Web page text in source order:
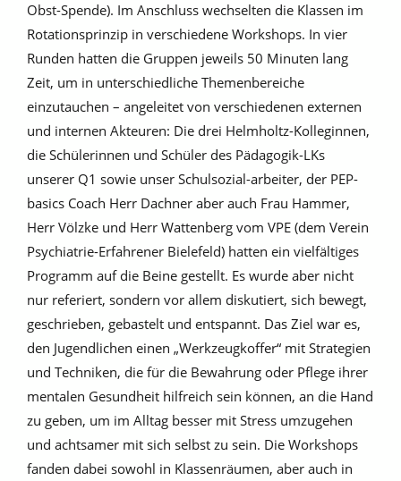
Obst-Spende). Im Anschluss wechselten die Klassen im
Rotationsprinzip in verschiedene Workshops. In vier
Runden hatten die Gruppen jeweils 50 Minuten lang
Zeit, um in unterschiedliche Themenbereiche
einzutauchen – angeleitet von verschiedenen externen
und internen Akteuren: Die drei Helmholtz-Kolleginnen,
die Schülerinnen und Schüler des Pädagogik-LKs
unserer Q1 sowie unser Schulsozial-arbeiter, der PEP-
basics Coach Herr Dachner aber auch Frau Hammer,
Herr Völzke und Herr Wattenberg vom VPE (dem Verein
Psychiatrie-Erfahrener Bielefeld) hatten ein vielfältiges
Programm auf die Beine gestellt. Es wurde aber nicht
nur referiert, sondern vor allem diskutiert, sich bewegt,
geschrieben, gebastelt und entspannt. Das Ziel war es,
den Jugendlichen einen „Werkzeugkoffer“ mit Strategien
und Techniken, die für die Bewahrung oder Pflege ihrer
mentalen Gesundheit hilfreich sein können, an die Hand
zu geben, um im Alltag besser mit Stress umzugehen
und achtsamer mit sich selbst zu sein. Die Workshops
fanden dabei sowohl in Klassenräumen, aber auch in